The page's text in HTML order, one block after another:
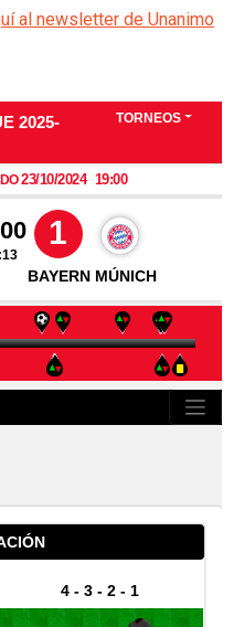
al newsletter de Unanimo